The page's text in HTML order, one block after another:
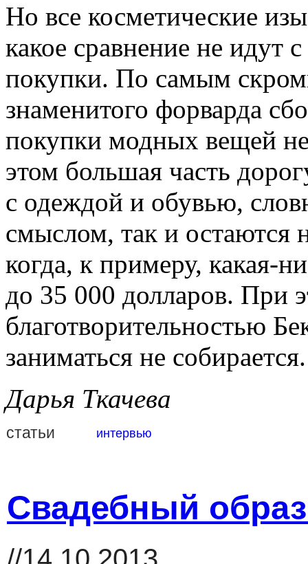
Но все косметические
какое сравнение не идут
покупки. По самым
знаменитого форварда
покупки модных вещей
этом большая часть
с одеждой и обувью,
смыслом, так и остаются
когда, к примеру, какая-
до 35 000 долларов. При
благотворительностью
заниматься не собирается.
Дарья Ткачева
статьи интервью
Свадебный